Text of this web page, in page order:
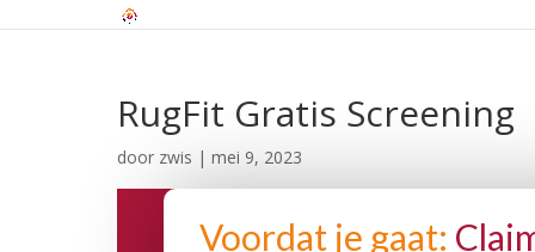
RugFit Gratis Screening
door zwis | mei 9, 2023
Voordat je gaat: